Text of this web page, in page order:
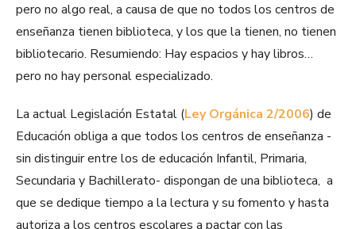
pero no algo real, a causa de que no todos los centros de
enseñanza tienen biblioteca, y los que la tienen, no tienen
bibliotecario. Resumiendo: Hay espacios y hay libros…
pero no hay personal especializado.
La actual Legislación Estatal (Ley Orgánica 2/2006) de
Educación obliga a que todos los centros de enseñanza -
sin distinguir entre los de educación Infantil, Primaria,
Secundaria y Bachillerato- dispongan de una biblioteca, a
que se dedique tiempo a la lectura y su fomento y hasta
autoriza a los centros escolares a pactar con las